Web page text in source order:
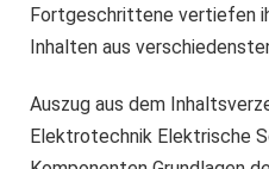
Fortgeschrittene vertiefen
Inhalten aus
Auszug aus dem
Elektrotechnik Elektrische